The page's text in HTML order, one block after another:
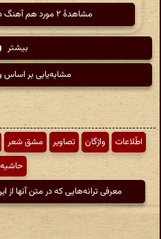
مشاهدهٔ ۲ مورد هم آهنگ دیگر از امیر معزی
بیشتر
مشابه‌یابی بر اساس
اطّلاعات واژگان تصاویر مشق شعر
معرفی ترانه‌هایی که در متن آنها